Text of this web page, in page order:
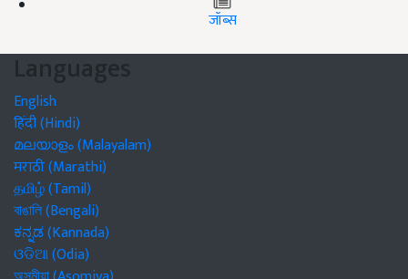
जॉब्स
Languages
English
हिंदी (Hindi)
മലയാളം (Malayalam)
मराठी (Marathi)
தமிழ் (Tamil)
বাঙালি (Bengali)
ಕನ್ನಡ (Kannada)
ଓଡିଆ (Odia)